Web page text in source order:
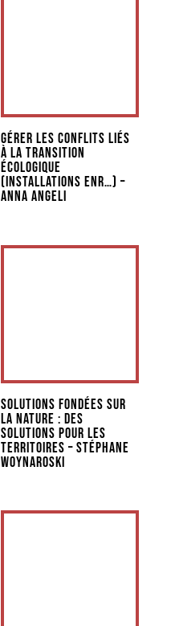
Gérer les conflits liés
à la transition
écologique
(installations ENR…) –
Anna Angeli
Solutions fondées sur
la nature : des
solutions pour les
territoires – Stéphane
Woynaroski